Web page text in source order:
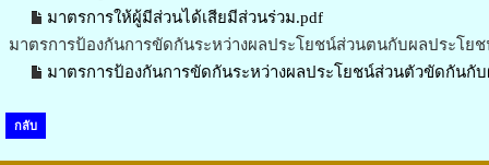
มาตรการให้ผู้มีส่วนได้เสียมีส่วนร่วม.pdf
มาตรการป้องกันการขัดกันระหว่างผลประโยชน์ส่วนตนกับผลประโย
มาตรการป้องกันการขัดกันระหว่างผลประโยชน์ส่วนตัวขัดกันกั
กลับ